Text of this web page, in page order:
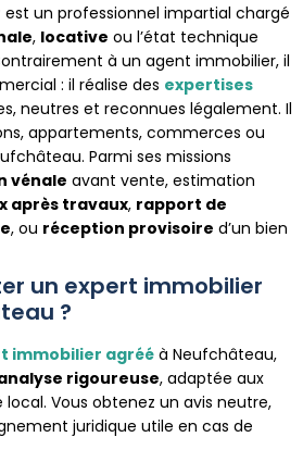
est un professionnel impartial chargé
, locative ou l’état technique
à un agent immobilier, il
: il réalise des expertises
neutres et reconnues légalement. Il
appartements, commerces ou
Parmi ses missions
vénale avant vente, estimation
après travaux, rapport de
, ou réception provisoire d’un bien
un expert immobilier
?
immobilier agréé à Neufchâteau,
rigoureuse, adaptée aux
Vous obtenez un avis neutre,
juridique utile en cas de